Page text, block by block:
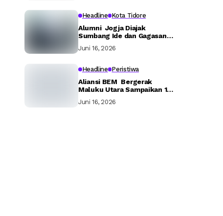
Headline Kota Tidore
Alumni Jogja Diajak
Sumbang Ide dan Gagasan
Juni 16, 2026
Headline Peristiwa
Aliansi BEM Bergerak
Maluku Utara Sampaikan 16
Juni 16, 2026